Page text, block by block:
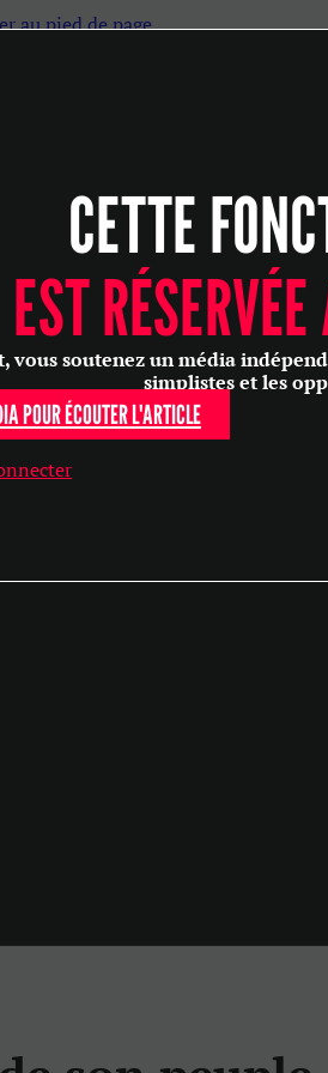
au pied de page
CETTE
EST
vous soutenez un média
simplistes et les
POUR ÉCOUTER L'ARTICLE